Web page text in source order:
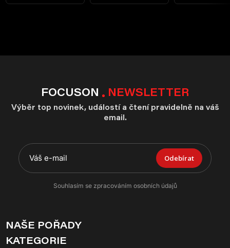
FOCUSON NEWSLETTER
Výběr top novinek, událostí a čtení pravidelně na váš
email.
Odebírat
Souhlasím se zpracováním osobních údajů
NAŠE POŘADY
KATEGORIE